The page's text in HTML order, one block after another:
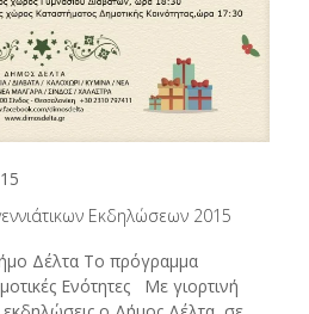
Εκδηλώσεων 2015
Δέλτα Το πρόγραμμα
Ενότητες Με γιορτινή